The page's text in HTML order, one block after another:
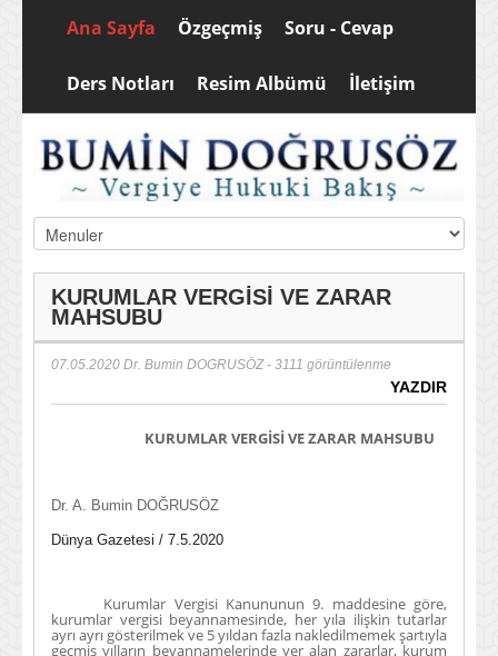
Ana Sayfa Özgeçmiş Soru - Cevap
Ders Notları Resim Albümü İletişim
KURUMLAR VERGİSİ VE ZARAR
MAHSUBU
07.05.2020 Dr. Bumin DOGRUSÖZ- 3111 görüntülenme
YAZDIR
KURUMLAR VERGİSİ VE ZARAR MAHSUBU
Dr. A. Bumin DOĞRUSÖZ
Dünya Gazetesi / 7.5.2020
Kurumlar Vergisi Kanununun 9. maddesine göre,
kurumlar vergisi beyannamesinde, her yıla ilişkin tutarlar
ayrı ayrı gösterilmek ve 5 yıldan fazla nakledilmemek şartıyla
geçmiş yılların beyannamelerinde yer alan zararlar, kurum